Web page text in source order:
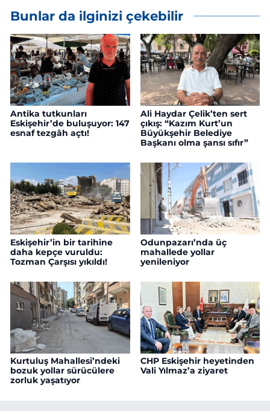
Bunlar da ilginizi çekebilir
Antika tutkunları
Eskişehir’de buluşuyor: 147
esnaf tezgâh açtı!
Ali Haydar Çelik’ten sert
çıkış: “Kazım Kurt’un
Büyükşehir Belediye
Başkanı olma şansı sıfır”
Eskişehir’in bir tarihine
daha kepçe vuruldu:
Tozman Çarşısı yıkıldı!
Odunpazarı’nda üç
mahallede yollar
yenileniyor
Kurtuluş Mahallesi’ndeki
bozuk yollar sürücülere
zorluk yaşatıyor
CHP Eskişehir heyetinden
Vali Yılmaz’a ziyaret